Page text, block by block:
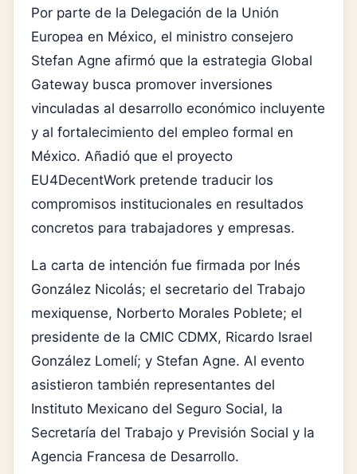
Por parte de la Delegación de la Unión
Europea en México, el ministro consejero
Stefan Agne afirmó que la estrategia Global
Gateway busca promover inversiones
vinculadas al desarrollo económico incluyente
y al fortalecimiento del empleo formal en
México. Añadió que el proyecto
EU4DecentWork pretende traducir los
compromisos institucionales en resultados
concretos para trabajadores y empresas.
La carta de intención fue firmada por Inés
González Nicolás; el secretario del Trabajo
mexiquense, Norberto Morales Poblete; el
presidente de la CMIC CDMX, Ricardo Israel
González Lomelí; y Stefan Agne. Al evento
asistieron también representantes del
Instituto Mexicano del Seguro Social, la
Secretaría del Trabajo y Previsión Social y la
Agencia Francesa de Desarrollo.